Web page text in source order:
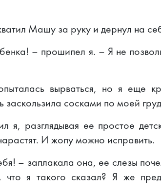
Машу за руку и дернул на
– прошипел я. – Я не
вырваться, но я еще
заскользила сосками по моей
я, разглядывая ее простое
И жопу можно исправить.
– заплакала она, ее слезы
я такого сказал? Я же